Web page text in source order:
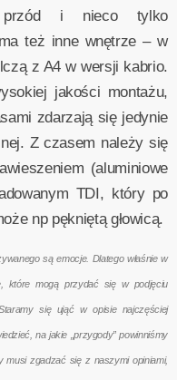
przód i nieco tylko
też inne wnętrze – w
z A4 w wersji kabrio.
jakości montażu,
zdarzają się jedynie
Z czasem należy się
(aluminiowe
TDI, który po
np pękniętą głowicą.
są emocje. Dlatego właśnie w
które mogą przydać się w podjęciu
się ująć w opisie najczęściej
na jakie „przygody” powinniśmy
zgadzać się z naszymi opiniami,